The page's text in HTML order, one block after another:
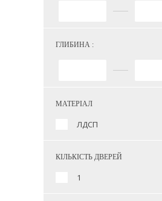
ГЛИБИНА :
МАТЕРІАЛ
ЛДСП
КІЛЬКІСТЬ ДВЕРЕЙ
1